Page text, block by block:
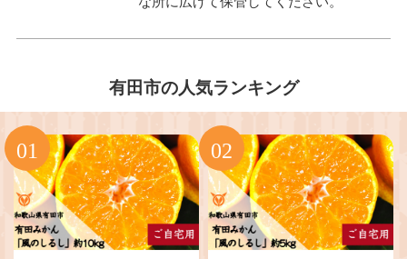
有田市の人気ランキング